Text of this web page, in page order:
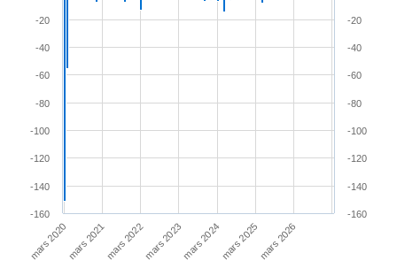
mars 2020mars 2021mars 2022mars 2023mars 2024mars 2025mars 2026
-160
-140
-120
-100
-80
-60
-40
-20
-160
-140
-120
-100
-80
-60
-40
-20